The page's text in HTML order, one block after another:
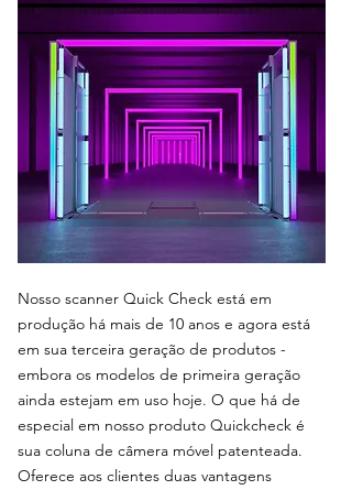
Nosso scanner Quick Check está em
produção há mais de 10 anos e agora está
em sua terceira geração de produtos -
embora os modelos de primeira geração
ainda estejam em uso hoje. O que há de
especial em nosso produto Quickcheck é
sua coluna de câmera móvel patenteada.
Oferece aos clientes duas vantagens